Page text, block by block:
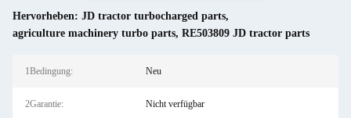
Hervorheben: JD tractor turbocharged parts,
agriculture machinery turbo parts, RE503809 JD tractor parts
1Bedingung: Neu
2Garantie: Nicht verfügbar